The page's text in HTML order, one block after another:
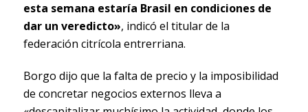
esta semana estaría Brasil en condiciones de
dar un veredicto», indicó el titular de la
federación citrícola entrerriana.
Borgo dijo que la falta de precio y la imposibilidad
de concretar negocios externos lleva a